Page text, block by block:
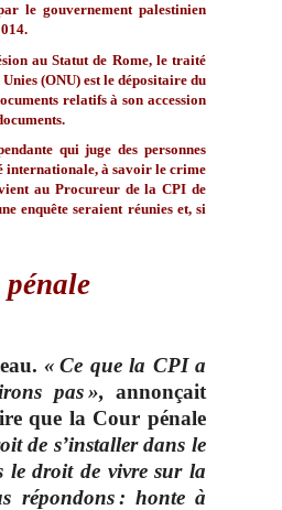
le gouvernement palestinien
au Statut de Rome, le traité
(ONU) est le dépositaire du
relatifs à son accession
qui juge des personnes
internationale, à savoir le crime
au Procureur de la CPI de
enquête seraient réunies et, si
« Ce que la CPI a
pas », annonçait
que la Cour pénale
de s’installer dans le
le droit de vivre sur la
répondons : honte à